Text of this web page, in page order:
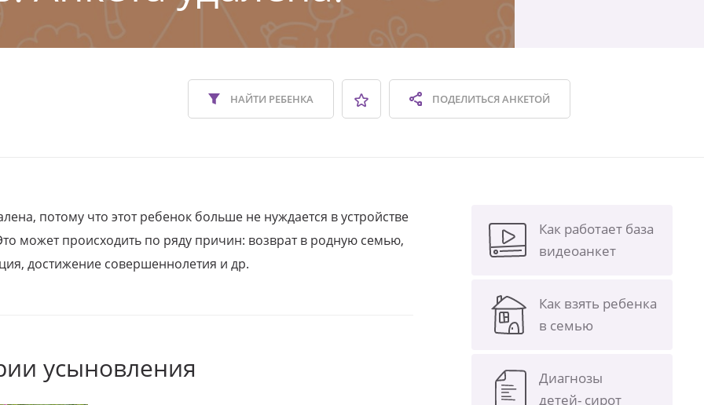
ПОДЕЛИТЬСЯАНКЕТОЙ
НАЙТИ РЕБЕНКА
потому что этот ребенок больше не нуждается в устройстве
может происходить по ряду причин: возврат в родную семью,
достижение совершеннолетия и др.
усыновления
Как работает база
видеоанкет
Как взять ребенка
в семью
Диагнозы
детей- сирот